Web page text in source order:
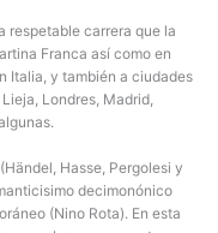
respetable carrera que la
Franca así como en
Italia, y también a ciudades
Londres, Madrid,
Hasse, Pergolesi y
decimonónico
(Nino Rota). En esta